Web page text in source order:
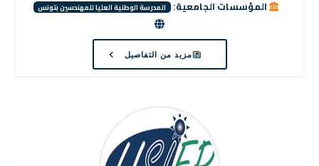
المؤسسات الجامعية: المدرسة الوطنية العليا للمهندسين بتونس
مزيد من التفاصيل